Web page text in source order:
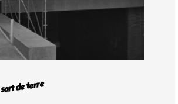
de terre